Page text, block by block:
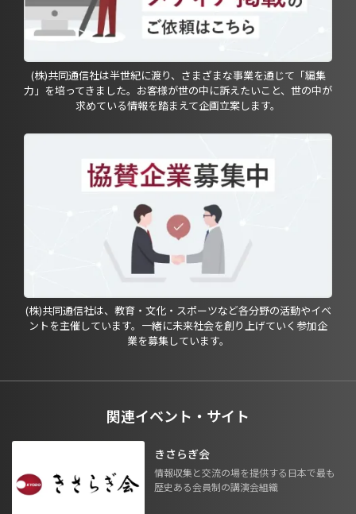
(株)共同通信社は半世紀に渡り、さまざまな事業を通じて「編集
力」を培ってきました。お客様が世の中に訴えたいこと、世の中が
求めている情報を踏まえて企画立案します。
(株)共同通信社は、教育・文化・スポーツなど各分野の活動やイベ
ントを主催しています。一緒に未来社会を創り上げていく参加企
業を募集しています。
関連イベント・サイト
きさらぎ会
情報収集と交流の場を提供する日本で最も
歴史ある会員制の講演会組織